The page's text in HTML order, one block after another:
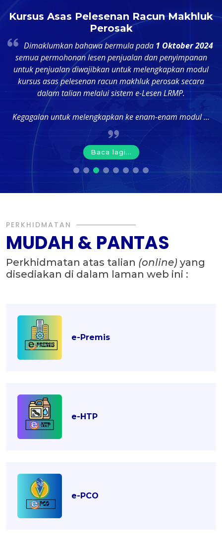
Kursus Asas Pelesenan Racun Makhluk
Perosak
Dimaklumkan bahawa bermula pada 1 Oktober 2024
semua permohonan lesen penjualan dan penyimpanan
untuk penjualan diwajibkan untuk melengkapkan modul
kursus asas pelesenan racun makhluk perosak secara
dalam talian melalui sistem e-Lesen LRMP.
Kegagalan untuk melengkapkan ke enam-enam modul ...
Baca lagi...
PERKHIDMATAN
MUDAH & PANTAS
Perkhidmatan atas talian (online) yang
disediakan di dalam laman web ini :
e-Premis
e-HTP
e-PCO